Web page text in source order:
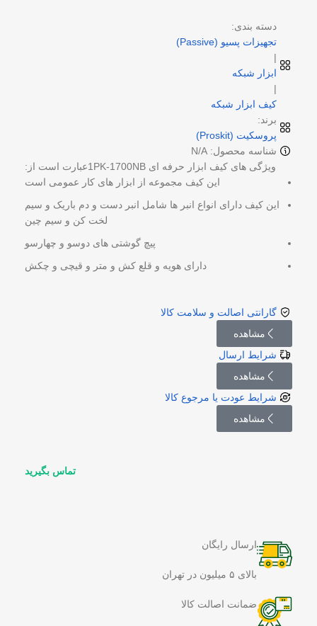
دسته بندی:
تجهیزات پسیو (Passive)
|
ابزار شبکه
|
کیف ابزار شبکه
برند:
پروسکیت (Proskit)
شناسه محصول: N/A
ویژگی های کیف ابزار حرفه ای 1PK-1700NBعبارت است از:
این کیف مجموعه از ابزار های کار عمومی است
این کیف دارای انواع انبر ها شامل انبر دست و دم باریک و سیم
لخت کن و سیم چین
پیچ گوشتی های دوسو و چهارسو
دارای هویه و قلع کش و متر و قیچی و چکش
گارانتی اصالت و سلامت کالا
مشاهده
شرایط ارسال
مشاهده
شرایط عودت یا مرجوع کالا
مشاهده
تماس بگیرید
ارسال رایگان
بالای ۵ میلیون در تهران
ضمانت اصالت کالا